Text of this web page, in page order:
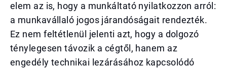
elem az is, hogy a munkáltató nyilatkozzon arról:
a munkavállaló jogos járandóságait rendezték.
Ez nem feltétlenül jelenti azt, hogy a dolgozó
ténylegesen távozik a cégtől, hanem az
engedély technikai lezárásához kapcsolódó